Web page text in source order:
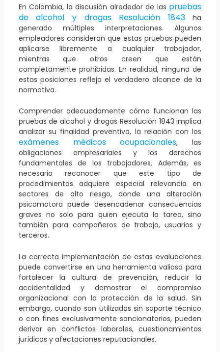
En Colombia, la discusión alrededor de las pruebas
de alcohol y drogas Resolución 1843ha
generado múltiples interpretaciones. Algunos
empleadores consideran que estas pruebas pueden
aplicarse libremente a cualquier trabajador,
mientras que otros creen que están
completamente prohibidas. En realidad, ninguna de
estas posiciones refleja el verdadero alcance de la
normativa.
Comprender adecuadamente cómo funcionan las
pruebas de alcohol y drogas Resolución 1843 implica
analizar su finalidad preventiva, la relación con los
exámenes médicos ocupacionales, las
obligaciones empresariales y los derechos
fundamentales de los trabajadores. Además, es
necesario reconocer que este tipo de
procedimientos adquiere especial relevancia en
sectores de alto riesgo, donde una alteración
psicomotora puede desencadenar consecuencias
graves no solo para quien ejecuta la tarea, sino
también para compañeros de trabajo, usuarios y
terceros.
La correcta implementación de estas evaluaciones
puede convertirse en una herramienta valiosa para
fortalecer la cultura de prevención, reducir la
accidentalidad y demostrar el compromiso
organizacional con la protección de la salud. Sin
embargo, cuando son utilizadas sin soporte técnico
o con fines exclusivamente sancionatorios, pueden
derivar en conflictos laborales, cuestionamientos
jurídicos y afectaciones reputacionales.